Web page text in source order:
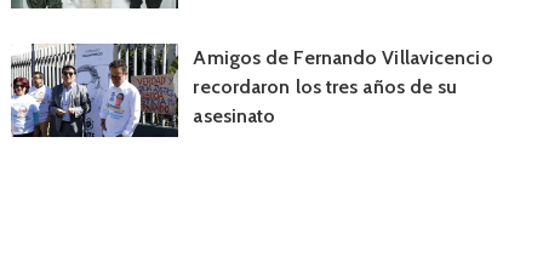
Amigos de Fernando Villavicencio
recordaron los tres años de su
asesinato